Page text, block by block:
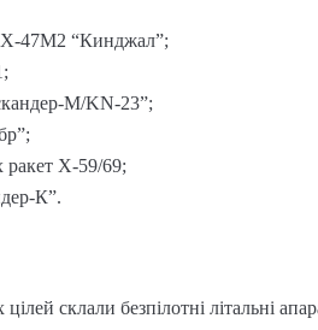
Х-47М2 “Кинджал”;
М/KN-23”;
ракет Х-59/69;
К”.
склали безпілотні літальні